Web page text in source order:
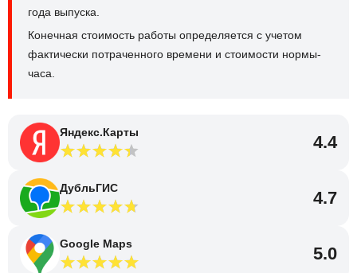
года выпуска.
Конечная стоимость работы определяется с учетом
фактически потраченного времени и стоимости нормы-
часа.
Яндекс.Карты 4.4
ДубльГИС 4.7
Google Maps 5.0